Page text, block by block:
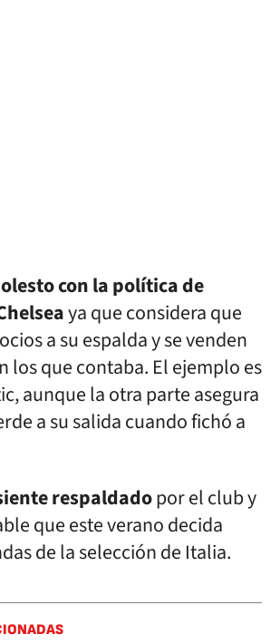
con la política de
ya que considera que
a su espalda y se venden
los que contaba. El ejemplo es
aunque la otra parte asegura
a su salida cuando fichó a
respaldadopor el club y
que este verano decida
de la selección de Italia.